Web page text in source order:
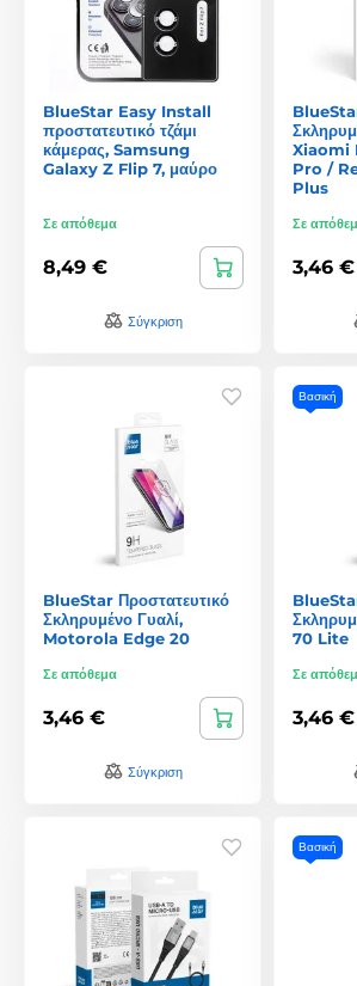
BlueStar Easy Install
προστατευτικό τζάμι
κάμερας, Samsung
Galaxy Z Flip 7, μαύρο
Σε απόθεμα
8,49 €
Σύγκριση
Xiaomi
Pro /
Plus
Σε
3,46 €
BlueStar Προστατευτικό
Σκληρυμένο Γυαλί,
Motorola Edge 20
Σε απόθεμα
3,46 €
Σύγκριση
Βασική
70 Lite
Σε
3,46 €
Βασική